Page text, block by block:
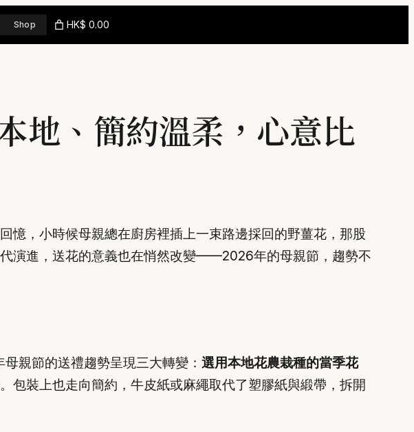
Shop HK$ 0.00
地、簡約溫柔，心意比
憶，小時候母親總在廚房裡插上一束路邊採回的野薑花，那股
演進，送花的意義也在悄然改變——2026年的母親節，趨勢不
親節的送禮趨勢呈現三大轉變： 選用本地花農栽種的當季花
包裝上也走向簡約，牛皮紙或麻繩取代了塑膠紙與緞帶，拆開